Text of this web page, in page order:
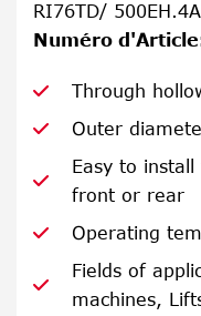
RI76TD/
Numéro d'Article
Through
Outer
Easy to
front or rear
Operating
Fields of
machines,